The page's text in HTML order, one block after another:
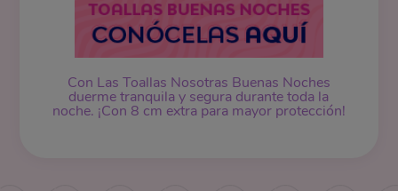
Con Las Toallas Nosotras Buenas Noches
duerme tranquila y segura durante toda la
noche. ¡Con 8 cm extra para mayor protección!